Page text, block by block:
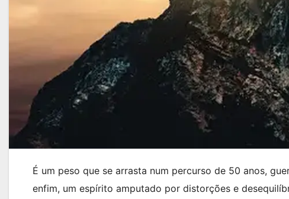
É um peso que se arrasta num percurso de 50 anos,
enfim, um espírito amputado por distorções e